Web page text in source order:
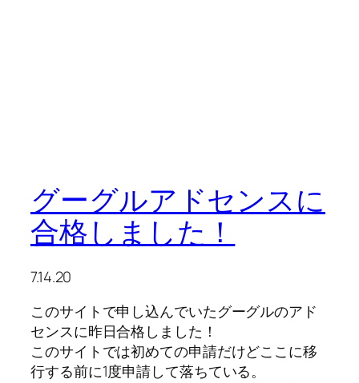
グーグルアドセンスに
合格しました！
7.14.20
このサイトで申し込んでいたグーグルのアド
センスに昨日合格しました！
このサイトでは初めての申請だけどここに移
行する前に1度申請して落ちている。